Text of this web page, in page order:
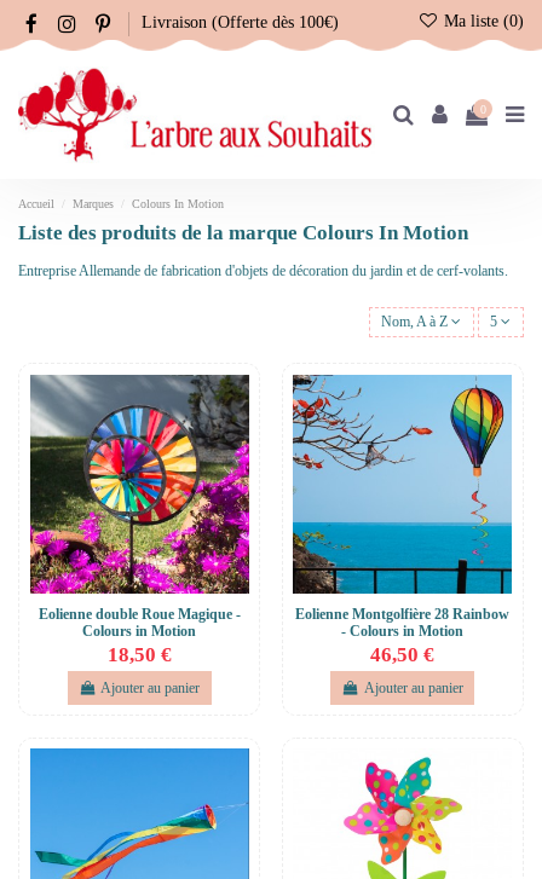
Livraison (Offerte dès 100€) Ma liste (0)
0
Accueil Marques Colours In Motion
Liste des produits de la marque Colours In Motion
Entreprise Allemande de fabrication d'objets de décoration du jardin et de cerf-volants.
Nom, A à Z 5
Eolienne double Roue Magique -
Colours in Motion
18,50 €
Ajouter au panier
Eolienne Montgolfière 28 Rainbow
- Colours in Motion
46,50 €
Ajouter au panier